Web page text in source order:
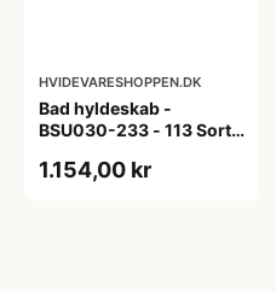
HVIDEVARESHOPPEN.DK
Bad hyldeskab -
BSU030-233 - 113 Sort
1.154,00 kr